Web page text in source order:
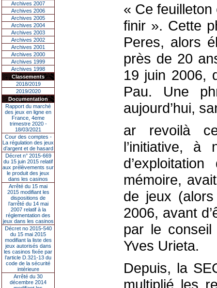
Archives 2007
Archives 2006
Archives 2005
Archives 2004
Archives 2003
Archives 2002
Archives 2001
Archives 2000
Archives 1999
Archives 1998
Classements
2018/2019
2019/2020
Documentation
Rapport du marché
des jeux en ligne en
France, 4eme
trimestre 2020 -
18/03/2021
Cour des comptes -
La régulation des jeux
d’argent et de hasard
Décret n° 2015-669
du 15 juin 2015 relatif
aux prélèvements sur
le produit des jeux
dans les casinos
Arrêté du 15 mai
2015 modifiant les
dispositions de
l’arrêté du 14 mai
2007 relatif à la
réglementation des
jeux dans les casinos
Décret no 2015-540
du 15 mai 2015
modifiant la liste des
jeux autorisés dans
les casinos fixée par
l’article D.321-13 du
code de la sécurité
intérieure
Arrêté du 30
décembre 2014
« Ce
finir ». Cette
Peres, alors
près de 20
19 juin 2006,
Pau. Une
aujourd’hui,
ar revoilà
l’initiative, à
mémoire,
de jeux
2006, avant
par le
Yves Urieta.
Depuis, la
multiplié les